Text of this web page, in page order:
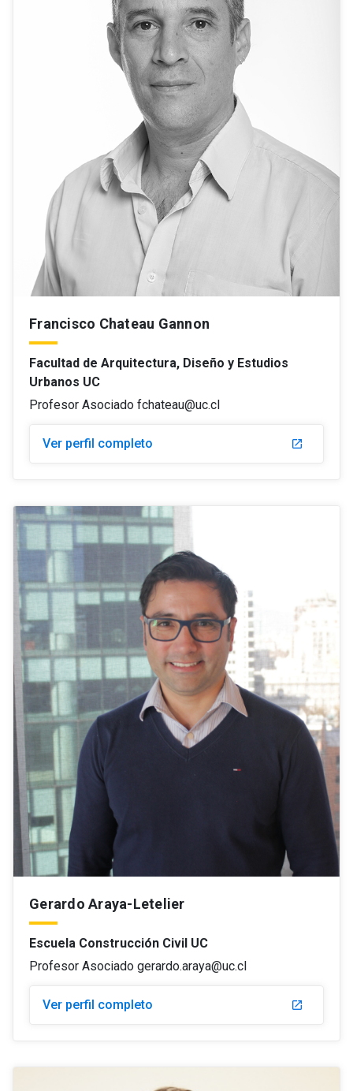
Francisco Chateau Gannon
Facultad de Arquitectura, Diseño y Estudios
Urbanos UC
Profesor Asociado fchateau@uc.cl
Ver perfil completo
Gerardo Araya-Letelier
Escuela Construcción Civil UC
Profesor Asociado gerardo.araya@uc.cl
Ver perfil completo